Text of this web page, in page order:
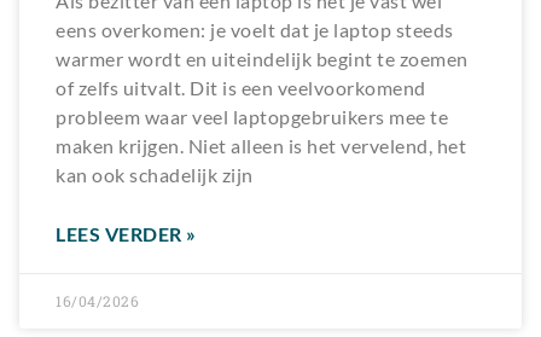
eens overkomen: je voelt dat je laptop steeds
warmer wordt en uiteindelijk begint te zoemen
of zelfs uitvalt. Dit is een veelvoorkomend
probleem waar veel laptopgebruikers mee te
maken krijgen. Niet alleen is het vervelend, het
kan ook schadelijk zijn
LEES VERDER »
16/04/2026